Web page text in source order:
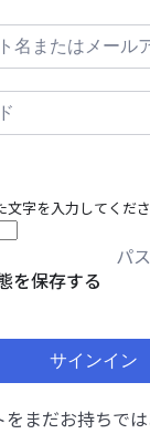
字を入力してくださ
を保存する
パ
サインイン
をまだお持ちで